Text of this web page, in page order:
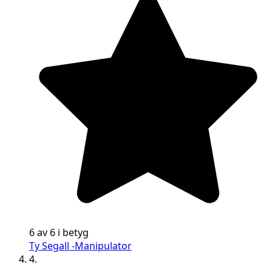
6 av 6 i betyg
Ty Segall -Manipulator
4.